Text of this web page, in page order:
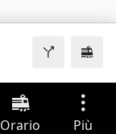
Orario Più